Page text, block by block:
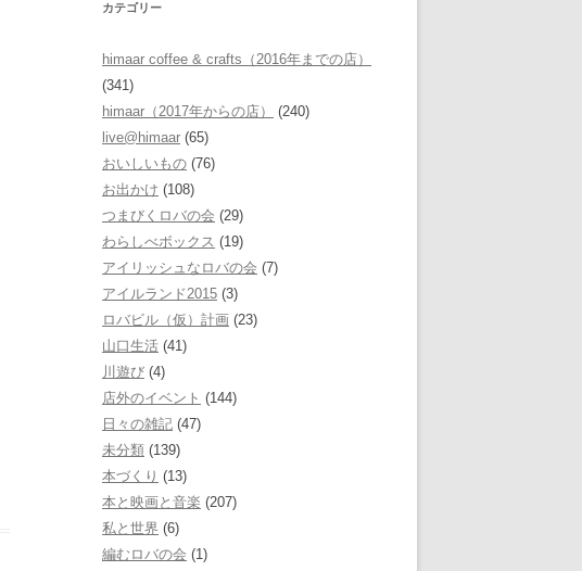
カテゴリー
himaar coffee & crafts（2016年までの店）
(341)
himaar（2017年からの店）
(240)
live@himaar (65)
おいしいもの (76)
お出かけ (108)
つまびくロバの会 (29)
わらしべボックス (19)
アイリッシュなロバの会 (7)
アイルランド2015 (3)
ロバビル（仮）計画 (23)
山口生活 (41)
川遊び (4)
店外のイベント (144)
日々の雑記 (47)
未分類 (139)
本づくり (13)
本と映画と音楽 (207)
私と世界 (6)
編むロバの会 (1)